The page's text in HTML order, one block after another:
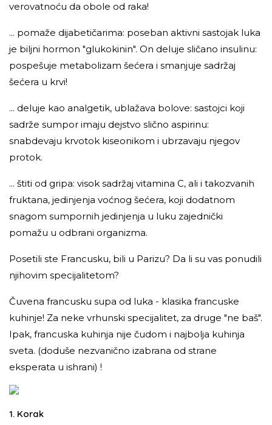
verovatnoću da obole od raka!
... pomaže dijabetičarima: poseban aktivni sastojak luka
je biljni hormon "glukokinin". On deluje sličano insulinu:
pospešuje metabolizam šećera i smanjuje sadržaj
šećera u krvi!
... deluje kao analgetik, ublažava bolove: sastojci koji
sadrže sumpor imaju dejstvo slično aspirinu:
snabdevaju krvotok kiseonikom i ubrzavaju njegov
protok.
... štiti od gripa: visok sadržaj vitamina C, ali i takozvanih
fruktana, jedinjenja voćnog šećera, koji dodatnom
snagom sumpornih jedinjenja u luku zajednički
pomažu u odbrani organizma.
Posetili ste Francusku, bili u Parizu? Da li su vas ponudili
njihovim specijalitetom?
Čuvena francusku supa od luka - klasika francuske
kuhinje! Za neke vrhunski specijalitet, za druge "ne baš".
Ipak, francuska kuhinja nije čudom i najbolja kuhinja
sveta. (doduše nezvanično izabrana od strane
eksperata u ishrani) !
1. Korak